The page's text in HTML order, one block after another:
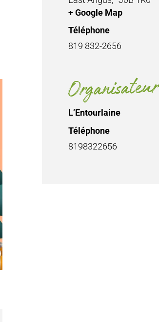
+ Google Map
Téléphone
819 832-2656
Organisateur
L’Entourlaine
Téléphone
8198322656